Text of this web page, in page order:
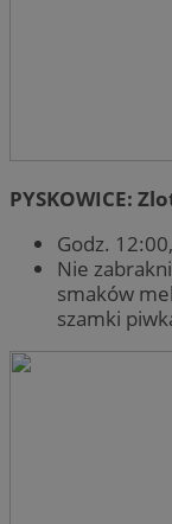
PYSKOWICE:
Godz.
Nie
smaków
szamki